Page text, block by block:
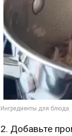
2. Добавьте